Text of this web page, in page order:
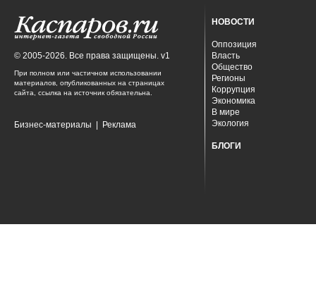
© 2005-2026. Все права защищены. v1
При полном или частичном использовании
материалов, опубликованных на страницах
сайта, ссылка на источник обязательна.
Бизнес-материалы Реклама
НОВОСТИ
Оппозиция
Власть
Общество
Регионы
Коррупция
Экономика
В мире
Экология
БЛОГИ